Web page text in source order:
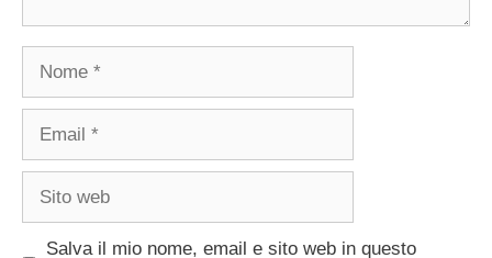
Nome
Email
Sito
Salva il mio nome, email e sito web in questo